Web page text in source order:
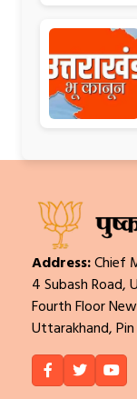
Address:Chief
4 Subash Road,
Fourth Floor
Uttarakhand,